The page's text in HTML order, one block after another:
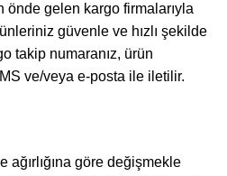
önde gelen kargo firmalarıyla
güvenle ve hızlı şekilde
takip numaranız, ürün
ve/veya e-posta ile iletilir.
göre değişmekle